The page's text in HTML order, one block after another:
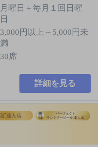
月曜日＋毎月１回日曜
日
3,000円以上～5,000円未
満
30席
詳細を見る